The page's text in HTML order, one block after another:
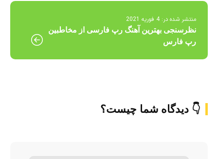
منتشر شده در:4 فوریه 2021
نظرسنجی بهترین آهنگ رپ فارسی از مخاطبین
رپ فارس
👇 دیدگاه شما چیست؟